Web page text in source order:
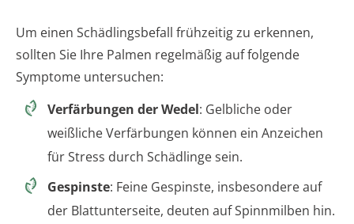
Um einen Schädlingsbefall frühzeitig zu erkennen,
sollten Sie Ihre Palmen regelmäßig auf folgende
Symptome untersuchen:
Verfärbungen der Wedel: Gelbliche oder
weißliche Verfärbungen können ein Anzeichen
für Stress durch Schädlinge sein.
Gespinste: Feine Gespinste, insbesondere auf
der Blattunterseite, deuten auf Spinnmilben hin.